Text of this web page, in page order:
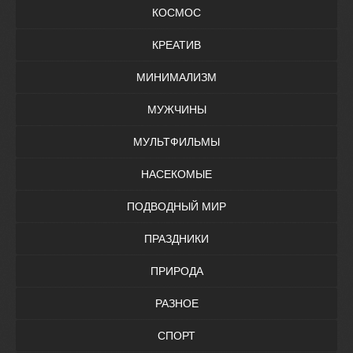
КОСМОС
КРЕАТИВ
МИНИМАЛИЗМ
МУЖЧИНЫ
МУЛЬТФИЛЬМЫ
НАСЕКОМЫЕ
ПОДВОДНЫЙ МИР
ПРАЗДНИКИ
ПРИРОДА
РАЗНОЕ
СПОРТ